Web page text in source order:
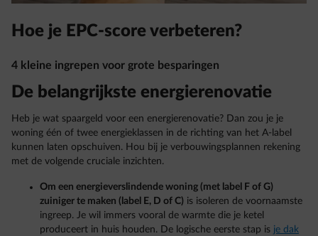
Hoe je EPC-score verbeteren?
4 kleine ingrepen voor grote besparingen
De belangrijkste energierenovatie
Heb je wat spaargeld voor een energierenovatie? Dan zou je je
woning één of twee energieklassen in de richting van het A-label
kunnen laten opschuiven. Hou bij je verbouwingsplannen rekening
met de volgende cruciale inzichten.
Om een energieverslindende woning (met label F of G)
zuiniger te maken (label E, D of C) is isoleren de voornaamste
ingreep. Je wil immers vooral de warmte die je ketel
produceert in huis houden. De logische eerste stap is je dak